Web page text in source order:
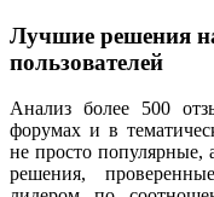
Лучшие решения
пользователей
Анализ более 500
форумах и в
не просто популярные,
решения,